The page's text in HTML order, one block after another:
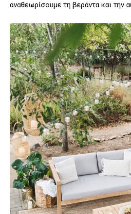
αναθεωρίσουμε τη βεράντα και την